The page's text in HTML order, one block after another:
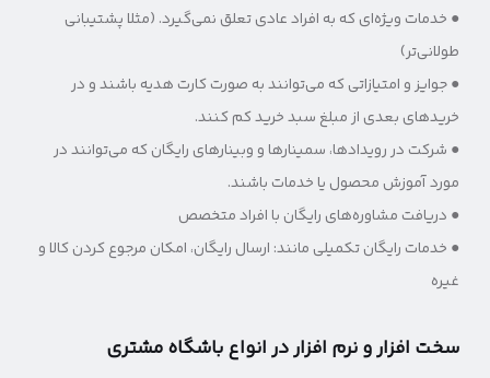
● خدمات ویژه‌ای که به افراد عادی تعلق نمی‌گیرد. (مثلا پشتیبانی
طولانی‌تر)
● جوایز و امتیازاتی که می‌توانند به صورت کارت هدیه باشند و در
خریدهای بعدی از مبلغ سبد خرید کم کنند.
● شرکت در رویدادها، سمینارها و وبینارهای رایگان که می‌توانند در
مورد آموزش محصول یا خدمات باشند.
● دریافت مشاوره‌های رایگان با افراد متخصص
● خدمات رایگان تکمیلی مانند: ارسال رایگان، امکان مرجوع کردن کالا و
غیره
سخت افزار و نرم افزار در انواع باشگاه مشتری